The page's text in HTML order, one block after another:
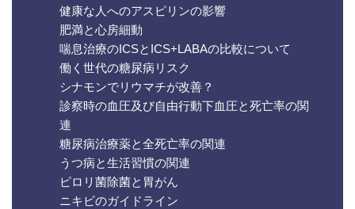
健康な人へのアスピリンの影響
肥満と心房細動
喘息治療のICSとICS+LABAの比較について
働く世代の糖尿病リスク
シナモンでリウマチが改善？
診察時の血圧及び自由行動下血圧と死亡率の関
連
糖尿病治療薬と全死亡率の関連
うつ病と生活習慣の関連
ピロリ菌除菌と胃がん
ニキビのガイドライン